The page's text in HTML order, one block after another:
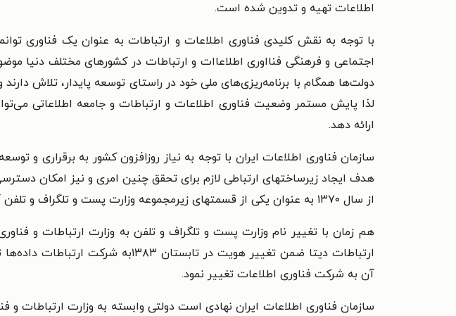
اطلاعات تهیه و تدوین شده است.
با توجه به نقش کلیدی فناوری اطلاعات و ارتباطات به عنوان یک فناوری
اجتماعی و فرهنگی فنااوری اطلاعاات و ارتباطات در کشورهای مختلف دنیا
دولت‌ها همگام با برنامه‌ریزی‌های ملی خود در راستای توسعه پایدار، تلاش
لذا پایش مستمر وضعیت فناوری اطلاعات و ارتباطات و جامعه اطلاعاتی
ارائه دهد.
سازمان فناوری اطلاعات ایران با توجه به نیاز روزافزون کشور به برقراری و
هدف ایجاد زیرساختهای ارتباطی لازم برای تحقق چنین امری و نیز امکان
از سال ۱۳۷۰ به عنوان یکی از قسمتهای زیرمجموعه وزارت پست و تلگراف و تلفن آغاز به کار کرد.
آن به شرکت فناوری اطلاعات تغییر نمود.
سازمان فناوری اطلاعات ایران نهادی است دولتی وابسته به وزارت ارتباطات و